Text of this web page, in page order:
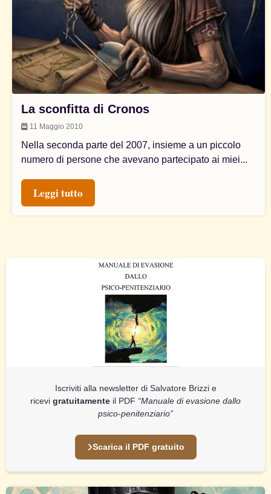
Iscriviti alla newsletter di Salvatore Brizzi e
ricevi gratuitamente il PDF “Manuale di evasione dallo
psico-penitenziario”
Scarica il PDF gratuito
La sconfitta di Cronos
11 Maggio 2010
Nella seconda parte del 2007, insieme a un piccolo
numero di persone che avevano partecipato ai miei...
Leggi tutto